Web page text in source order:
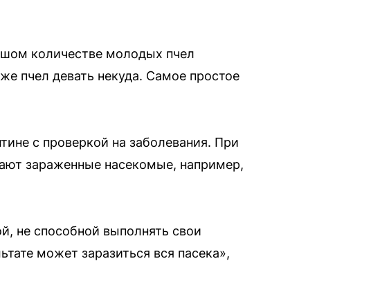
количестве молодых пчел
пчел девать некуда. Самое простое
с проверкой на заболевания. При
зараженные насекомые, например,
не способной выполнять свои
может заразиться вся пасека»,